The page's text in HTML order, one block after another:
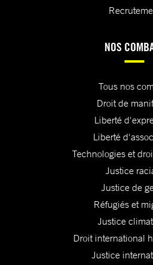
NOS
Tous nos
Droit de
Liberté
Liberté
Technologies et
Justice
Justice de
Réfugiés et
Justice
Droit international
Justice